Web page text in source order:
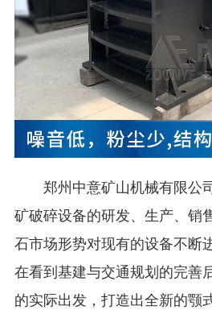
郑州中意矿山机械有限公
矿破碎设备的研发、生产、销
石市场形势对现有的设备不断
在看到基建与交通规划的完善
的实际出发，打造出全新的颚